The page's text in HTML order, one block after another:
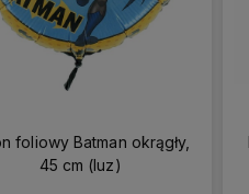
foliowy Batman okrągły,
45 cm (luz)